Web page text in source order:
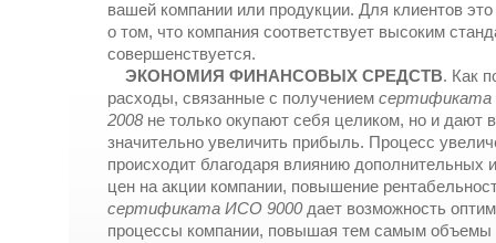
вашей компании или продукции. Для клиентов это
о том, что компания соответствует высоким
совершенствуется.
ЭКОНОМИЯ ФИНАНСОВЫХ СРЕДСТВ. Как
расходы, связанные с получением
2008не только окупают себя целиком, но и дают
значительно увеличить прибыль. Процесс
происходит благодаря влиянию дополнительных
цен на акции компании, повышение
сертификата ИСО 9000дает возможность
процессы компании, повышая тем самым